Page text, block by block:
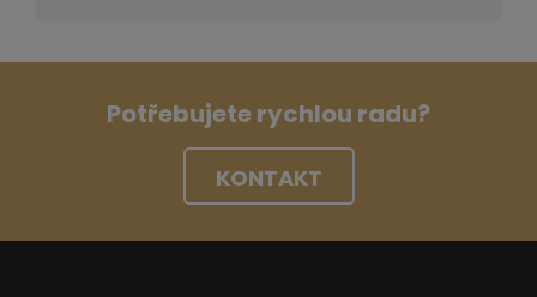
Potřebujete rychlou radu?
KONTAKT